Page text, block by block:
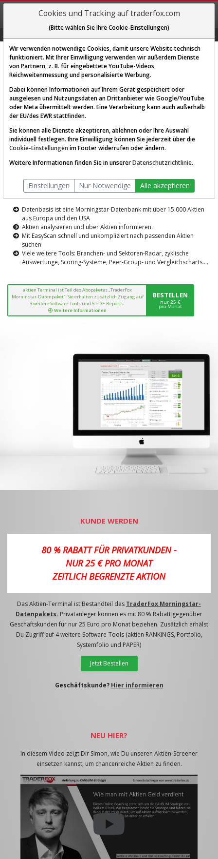
REGIS-
TRIEREN
Diese Funktion ist nur für
AKTIEN-TERMINAL
Die Aktienanalyse-Plattform von
TraderFox
Datenbasis ist eine Morningstar-Datenbank mit über 15.000 Aktien
aus Europa und den USA
Aktien analysieren und über Aktien informieren.
Mit EasyScan schnell und unkompliziert nach passenden Aktien
suchen
Viele weitere Tools: Branchen- und Sektoren-Radar, zyklische
Auswertunge, Scoring-Systeme, Peer-Group- und Vergleichscharts....
aktien Terminal ist Teil des Abopaketes „TraderFox
Morninstar-Datenpaket“. Sie erhalten zusätzlich Zugang auf
3 weitere Software-Tools und 5 PDF-Reports.
Weitere Informationen
BESTELLEN
nur 25 €
pro Monat
KUNDE WERDEN
80 % RABATT FÜR PRIVATKUNDEN -
NUR 25 € PRO MONAT
ZEITLICH BEGRENZTE AKTION
Das Aktien-Terminal ist Bestandteil des TraderFox Morningstar-
Datenpakets. Privatanleger können es mit 80 % Rabatt gegenüber
Geschäftskunden für nur 25 Euro pro Monat beziehen. Zusätzlich erhälst
Du Zugriff auf 4 weitere Software-Tools (aktien RANKINGS, Portfolio,
Systemfolio und PAPER)
Jetzt Bestellen
Geschäftskunde? Hier informieren
NEU HIER?
In diesem Video zeigt Dir Simon, wie Du unseren Aktien-Screener
einsetzen kannst, um chancenreiche Aktien zu finden.
Cookies und Tracking auf traderfox.com
(Bitte wählen Sie Ihre Cookie-Einstellungen)
Wir verwenden notwendige Cookies, damit unsere Website technisch
funktioniert. Mit Ihrer Einwilligung verwenden wir außerdem Dienste
von Partnern, z. B. für eingebettete YouTube-Videos,
Reichweitenmessung und personalisierte Werbung.
Dabei können Informationen auf Ihrem Gerät gespeichert oder
ausgelesen und Nutzungsdaten an Drittanbieter wie Google/YouTube
oder Meta übermittelt werden. Eine Verarbeitung kann auch außerhalb
der EU/des EWR stattfinden.
Sie können alle Dienste akzeptieren, ablehnen oder Ihre Auswahl
individuell festlegen. Ihre Einwilligung können Sie jederzeit über die
Cookie-Einstellungen im Footer widerrufen oder ändern.
Weitere Informationen finden Sie in unsererDatenschutzrichtlinie.
Einstellungen Nur Notwendige Alle akzeptieren